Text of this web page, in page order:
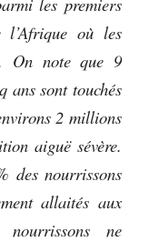
l’Afrique où les
On note que 9
ans sont touchés
2 millions
aiguë sévère.
des nourrissons
allaités aux
ne